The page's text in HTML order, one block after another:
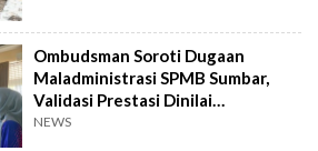
Ombudsman Soroti Dugaan
Maladministrasi SPMB Sumbar,
Validasi Prestasi Dinilai
Bermasalah
NEWS